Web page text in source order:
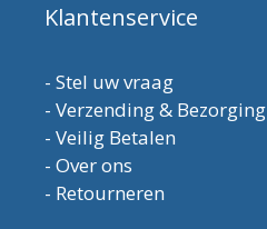
Klantenservice
- Stel uw vraag
- Verzending & Bezorging
- Veilig Betalen
- Over ons
- Retourneren